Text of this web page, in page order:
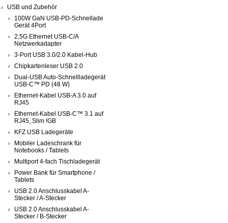
USB und Zubehör
100W GaN USB-PD-Schnellade
Gerät 4Port
2,5G Ethernet USB-C/A
Netzwerkadapter
3-Port USB 3.0/2.0 Kabel-Hub
Chipkartenleser USB 2.0
Dual-USB Auto-Schnellladegerät
USB-C™ PD (48 W)
Ethernet-Kabel USB-A 3.0 auf
RJ45
Ethernet-Kabel USB-C™ 3.1 auf
RJ45, Slim !GB
KFZ USB Ladegeräte
Mobiler Ladeschrank für
Notebooks / Tablets
Multiport 4-fach Tischladegerät
Power Bank für Smartphone /
Tablets
USB 2.0 Anschlusskabel A-
Stecker / A-Stecker
USB 2.0 Anschlusskabel A-
Stecker / B-Stecker